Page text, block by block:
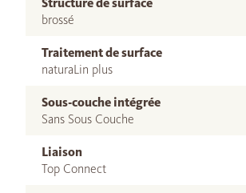
brossé
Traitement de surface
naturaLin plus
Sous-couche intégrée
Sans Sous Couche
Liaison
Top Connect